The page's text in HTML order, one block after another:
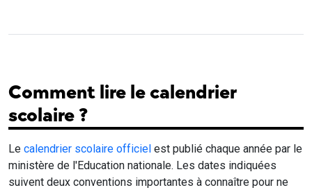
Comment lire le calendrier
scolaire ?
Le calendrier scolaire officiel est publié chaque année par le
ministère de l'Education nationale. Les dates indiquées
suivent deux conventions importantes à connaître pour ne